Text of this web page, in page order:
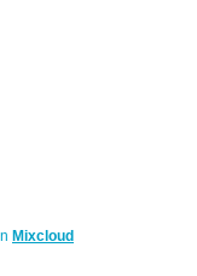
Mixcloud